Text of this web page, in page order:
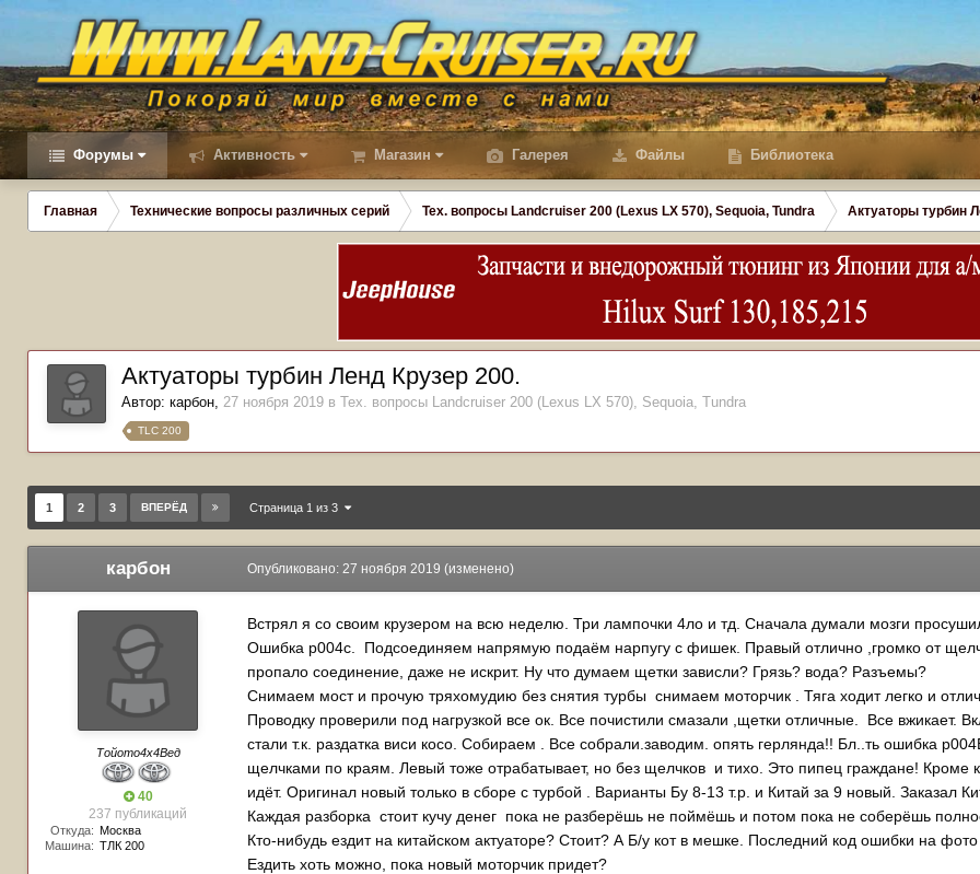
Форумы Активность Магазин Галерея Файлы Библиотека
Главная Технические вопросы различных серий Тех. вопросы Landcruiser 200 (Lexus LX 570), Sequoia, Tundra Актуаторы турбин
Актуаторы турбин Ленд Крузер 200.
Автор: карбон, 27 ноября 2019 в Тех. вопросы Landcruiser 200 (Lexus LX 570), Sequoia, Tundra
TLC 200
1 2 3 ВПЕРЁД Страница 1 из 3
карбон
Тойото4х4Вед
40
237 публикаций
Откуда: Москва
Машина: ТЛК 200
Опубликовано: 27 ноября 2019 (изменено)
Встрял я со своим крузером на всю неделю. Три лампочки 4ло и тд. Сначала думали мозги
Ошибка р004с. Подсоединяем напрямую подаём нарпугу с фишек. Правый отлично ,громко от
пропало соединение, даже не искрит. Ну что думаем щетки зависли? Грязь? вода? Разъемы?
Снимаем мост и прочую тряхомудию без снятия турбы снимаем моторчик . Тяга ходит легко и
Проводку проверили под нагрузкой все ок. Все почистили смазали ,щетки отличные. Все
стали т.к. раздатка виси косо. Собираем . Все собрали.заводим. опять герлянда!! Бл..ть ошибка
щелчками по краям. Левый тоже отрабатывает, но без щелчков и тихо. Это пипец граждане! Кроме
идёт. Оригинал новый только в сборе с турбой . Варианты Бу 8-13 т.р. и Китай за 9 новый. Заказал
Каждая разборка стоит кучу денег пока не разберёшь не поймёшь и потом пока не соберёшь
Кто-нибудь ездит на китайском актуаторе? Стоит? А Б/у кот в мешке. Последний код ошибки на фото
Ездить хоть можно, пока новый моторчик придет?